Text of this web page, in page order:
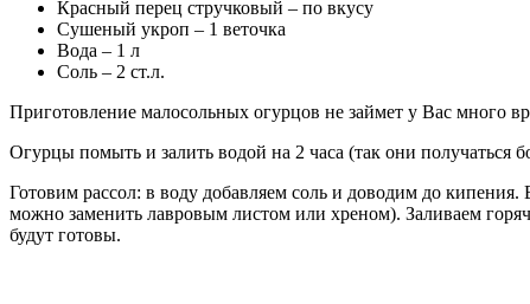
Красный перец стручковый – по вкусу
Сушеный укроп – 1 веточка
Вода – 1 л
Соль – 2 ст.л.
Приготовление малосольных огурцов не займет у Вас много
Огурцы помыть и залить водой на 2 часа (так они
Готовим рассол: в воду добавляем соль и доводим до
можно заменить лавровым листом или хреном). Заливаем
будут готовы.